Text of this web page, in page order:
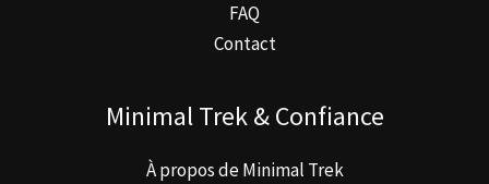
FAQ
Contact
Minimal Trek & Confiance
À propos de Minimal Trek